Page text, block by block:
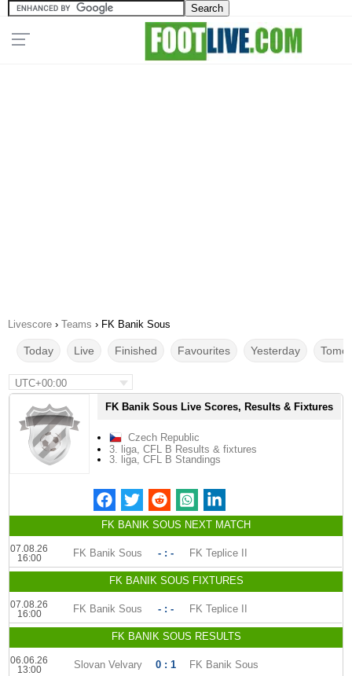
Livescore › Teams › FK Banik Sous
Today Live Finished Favourites Yesterday
UTC+00:00
FK Banik Sous Live Scores, Results & Fixtures
Czech Republic
3. liga, CFL B Results & fixtures
3. liga, CFL B Standings
FK BANIK SOUS NEXT MATCH
07.08.26
16:00
FK Banik Sous - : - FK Teplice II
FK BANIK SOUS FIXTURES
07.08.26
16:00
FK Banik Sous - : - FK Teplice II
FK BANIK SOUS RESULTS
06.06.26
13:00
Slovan Velvary 0 : 1 FK Banik Sous